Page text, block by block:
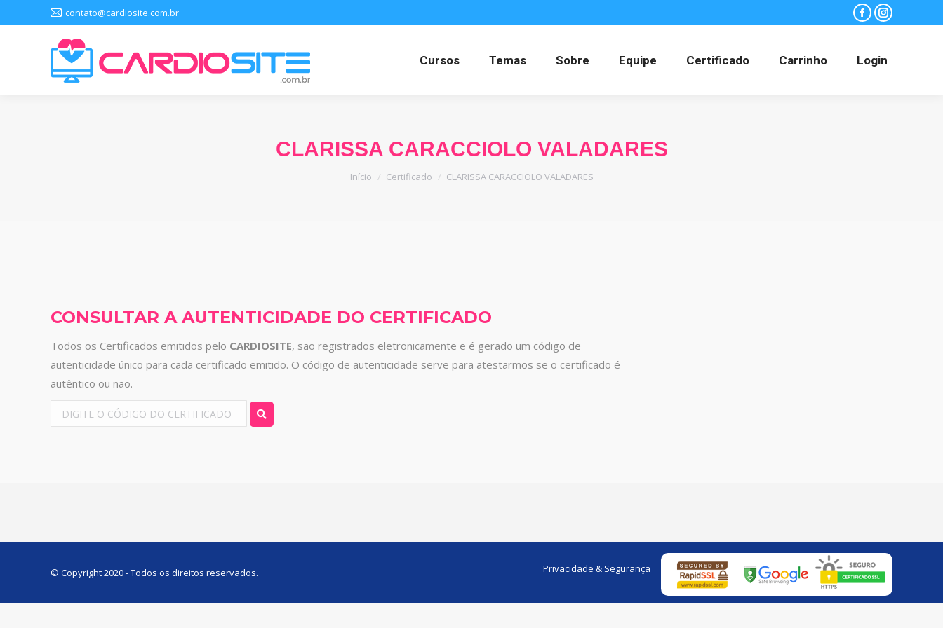
contato@cardiosite.com.br
FacebookInstagram
Cursos Temas Sobre Equipe Certificado Carrinho Login
CLARISSA CARACCIOLO VALADARES
Você está aqui:
Início Certificado CLARISSA CARACCIOLO VALADARES
CONSULTAR A AUTENTICIDADE DO CERTIFICADO
Todos os Certificados emitidos pelo CARDIOSITE, são registrados eletronicamente e é gerado um código de
autenticidade único para cada certificado emitido. O código de autenticidade serve para atestarmos se o certificado é
autêntico ou não.
© Copyright 2020 - Todos os direitos reservados. Privacidade & Segurança